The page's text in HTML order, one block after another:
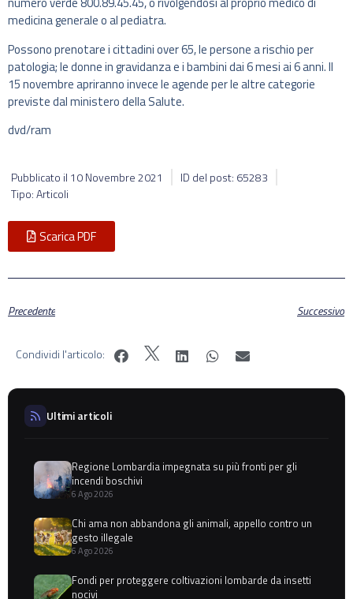
medicina generale o al pediatra.
Possono prenotare i cittadini over 65, le persone a rischio per
patologia; le donne in gravidanza e i bambini dai 6 mesi ai 6 anni. Il
15 novembre apriranno invece le agende per le altre categorie
previste dal ministero della Salute.
dvd/ram
Pubblicato il 10 Novembre 2021
ID del post: 65283
Tipo: Articoli
Scarica PDF
Precedente Successivo
Condividi l'articolo:
Ultimi articoli
Regione Lombardia impegnata su più fronti per gli
incendi boschivi
6 Ago 2026
Chi ama non abbandona gli animali, appello contro un
gesto illegale
6 Ago 2026
Fondi per proteggere coltivazioni lombarde da insetti
nocivi